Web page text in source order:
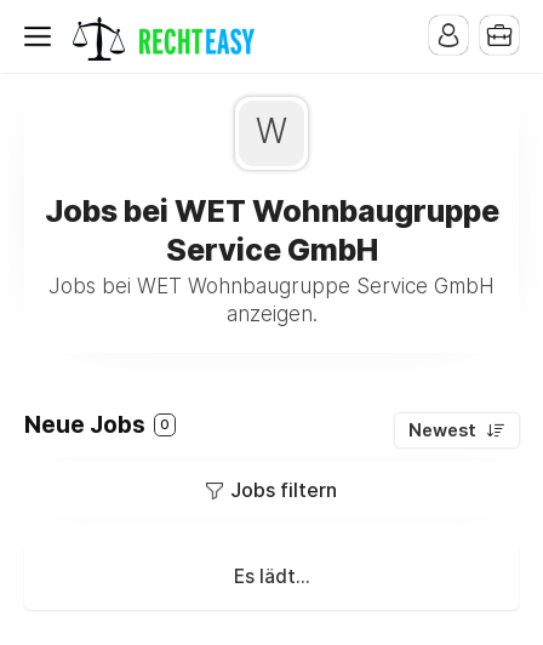
W
Jobs bei WET Wohnbaugruppe
Service GmbH
Jobs bei WET Wohnbaugruppe Service GmbH
anzeigen.
Neue Jobs 0 Newest
Jobs filtern
Es lädt...